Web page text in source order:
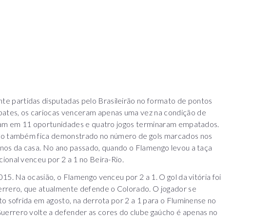
partidas disputadas pelo Brasileirão no formato de pontos
os cariocas venceram apenas uma vez na condição de
em 11 oportunidades e quatro jogos terminaram empatados.
também fica demonstrado no número de gols marcados nos
da casa. No ano passado, quando o Flamengo levou a taça
venceu por 2 a 1 no Beira-Rio.
Na ocasião, o Flamengo venceu por 2 a 1. O gol da vitória foi
que atualmente defende o Colorado. O jogador se
sofrida em agosto, na derrota por 2 a 1 para o Fluminense no
volte a defender as cores do clube gaúcho é apenas no